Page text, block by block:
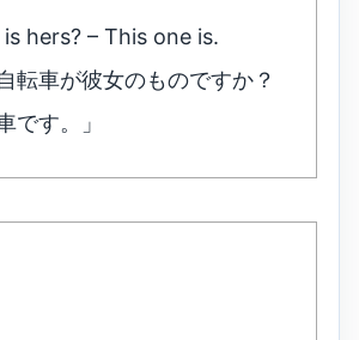
hers? – This one is.
転車が彼女のものですか？
です。」